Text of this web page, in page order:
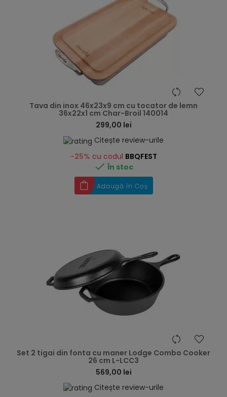
Tava din inox 46x23x9 cm cu tocator de lemn
36x22x1 cm Char-Broil 140014
299,00 lei
Citește review-urile
-25% cu codul BBQFEST
 În stoc
Adaugă în Coș
Set 2 tigai din fonta cu maner Lodge Combo Cooker
26 cm L-LCC3
569,00 lei
Citește review-urile